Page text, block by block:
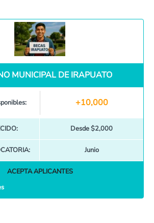
MUNICIPAL DE IRAPUATO
+10,000
Desde $2,000
Junio
ACEPTA APLICANTES